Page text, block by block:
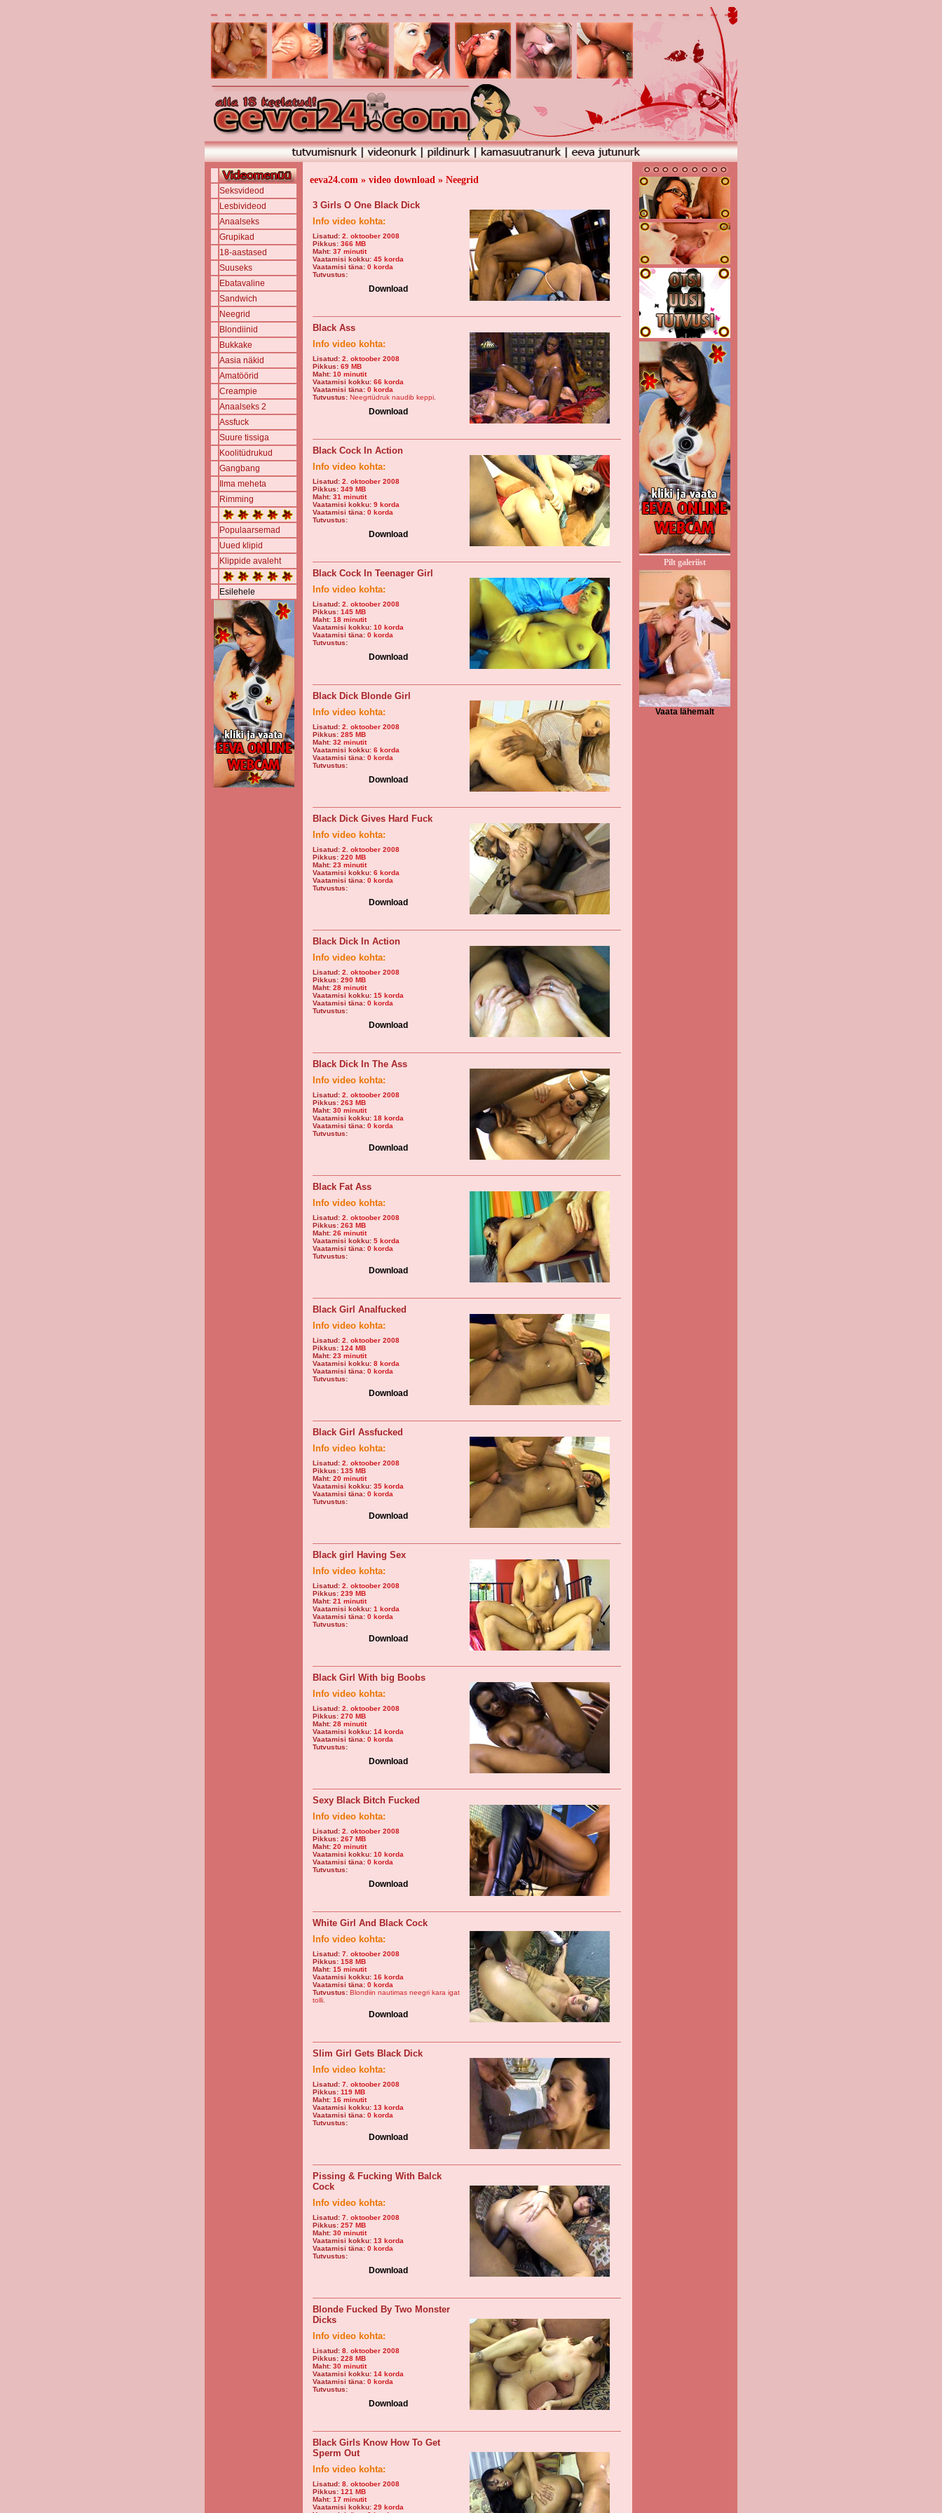
Seksvideod
Lesbivideod
Anaalseks
Grupikad
18-aastased
Suuseks
Ebatavaline
Sandwich
Neegrid
Blondiinid
Bukkake
Aasia näkid
Amatöörid
Creampie
Anaalseks 2
Assfuck
Suure tissiga
Koolitüdrukud
Gangbang
Ilma meheta
Rimming
Populaarsemad
Uued klipid
Klippide avaleht
Esilehele
eeva24.com » video download » Neegrid
3 Girls O One Black Dick
Info video kohta:
Lisatud: 2. oktoober 2008
Pikkus: 366 MB
Maht: 37 minutit
Vaatamisi kokku: 45 korda
Vaatamisi täna: 0 korda
Tutvustus:
Download
Black Ass
Info video kohta:
Lisatud: 2. oktoober 2008
Pikkus: 69 MB
Maht: 10 minutit
Vaatamisi kokku: 66 korda
Vaatamisi täna: 0 korda
Tutvustus: Neegrtüdruk naudib keppi.
Download
Black Cock In Action
Info video kohta:
Lisatud: 2. oktoober 2008
Pikkus: 349 MB
Maht: 31 minutit
Vaatamisi kokku: 9 korda
Vaatamisi täna: 0 korda
Tutvustus:
Download
Black Cock In Teenager Girl
Info video kohta:
Lisatud: 2. oktoober 2008
Pikkus: 145 MB
Maht: 18 minutit
Vaatamisi kokku: 10 korda
Vaatamisi täna: 0 korda
Tutvustus:
Download
Black Dick Blonde Girl
Info video kohta:
Lisatud: 2. oktoober 2008
Pikkus: 285 MB
Maht: 32 minutit
Vaatamisi kokku: 6 korda
Vaatamisi täna: 0 korda
Tutvustus:
Download
Black Dick Gives Hard Fuck
Info video kohta:
Lisatud: 2. oktoober 2008
Pikkus: 220 MB
Maht: 23 minutit
Vaatamisi kokku: 6 korda
Vaatamisi täna: 0 korda
Tutvustus:
Download
Black Dick In Action
Info video kohta:
Lisatud: 2. oktoober 2008
Pikkus: 290 MB
Maht: 28 minutit
Vaatamisi kokku: 15 korda
Vaatamisi täna: 0 korda
Tutvustus:
Download
Black Dick In The Ass
Info video kohta:
Lisatud: 2. oktoober 2008
Pikkus: 263 MB
Maht: 30 minutit
Vaatamisi kokku: 18 korda
Vaatamisi täna: 0 korda
Tutvustus:
Download
Black Fat Ass
Info video kohta:
Lisatud: 2. oktoober 2008
Pikkus: 263 MB
Maht: 26 minutit
Vaatamisi kokku: 5 korda
Vaatamisi täna: 0 korda
Tutvustus:
Download
Black Girl Analfucked
Info video kohta:
Lisatud: 2. oktoober 2008
Pikkus: 124 MB
Maht: 23 minutit
Vaatamisi kokku: 8 korda
Vaatamisi täna: 0 korda
Tutvustus:
Download
Black Girl Assfucked
Info video kohta:
Lisatud: 2. oktoober 2008
Pikkus: 135 MB
Maht: 20 minutit
Vaatamisi kokku: 35 korda
Vaatamisi täna: 0 korda
Tutvustus:
Download
Black girl Having Sex
Info video kohta:
Lisatud: 2. oktoober 2008
Pikkus: 239 MB
Maht: 21 minutit
Vaatamisi kokku: 1 korda
Vaatamisi täna: 0 korda
Tutvustus:
Download
Black Girl With big Boobs
Info video kohta:
Lisatud: 2. oktoober 2008
Pikkus: 270 MB
Maht: 28 minutit
Vaatamisi kokku: 14 korda
Vaatamisi täna: 0 korda
Tutvustus:
Download
Sexy Black Bitch Fucked
Info video kohta:
Lisatud: 2. oktoober 2008
Pikkus: 267 MB
Maht: 20 minutit
Vaatamisi kokku: 10 korda
Vaatamisi täna: 0 korda
Tutvustus:
Download
White Girl And Black Cock
Info video kohta:
Lisatud: 7. oktoober 2008
Pikkus: 158 MB
Maht: 15 minutit
Vaatamisi kokku: 16 korda
Vaatamisi täna: 0 korda
Tutvustus: Blondiin nautimas neegri kara igat
tolli.
Download
Slim Girl Gets Black Dick
Info video kohta:
Lisatud: 7. oktoober 2008
Pikkus: 119 MB
Maht: 16 minutit
Vaatamisi kokku: 13 korda
Vaatamisi täna: 0 korda
Tutvustus:
Download
Pissing & Fucking With Balck
Cock
Info video kohta:
Lisatud: 7. oktoober 2008
Pikkus: 257 MB
Maht: 30 minutit
Vaatamisi kokku: 13 korda
Vaatamisi täna: 0 korda
Tutvustus:
Download
Blonde Fucked By Two Monster
Dicks
Info video kohta:
Lisatud: 8. oktoober 2008
Pikkus: 228 MB
Maht: 30 minutit
Vaatamisi kokku: 14 korda
Vaatamisi täna: 0 korda
Tutvustus:
Download
Black Girls Know How To Get
Sperm Out
Info video kohta:
Lisatud: 8. oktoober 2008
Pikkus: 121 MB
Maht: 17 minutit
Vaatamisi kokku: 29 korda
Pilt galeriist
Vaata lähemalt